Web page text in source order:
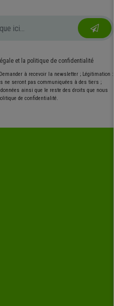
et la politique de confidentialité
à recevoir la newsletter ; Légitimation :
ne seront pas communiquées à des tiers ;
ainsi que le reste des droits que nous
de confidentialité.